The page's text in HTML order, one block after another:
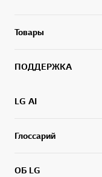
Товары
ПОДДЕРЖКА
LG AI
Глоссарий
ОБ LG